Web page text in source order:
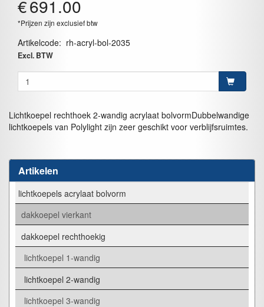
Artikelen
lichtkoepels acrylaat bolvorm
dakkoepel vierkant
dakkoepel rechthoekig
lichtkoepel 1-wandig
lichtkoepel 2-wandig
lichtkoepel 3-wandig
€691.00
*Prijzen zijn exclusief btw
Artikelcode: rh-acryl-bol-2035
Excl. BTW
Lichtkoepel rechthoek 2-wandig acrylaat bolvormDubbelwandige
lichtkoepels van Polylight zijn zeer geschikt voor verblijfsruimtes.